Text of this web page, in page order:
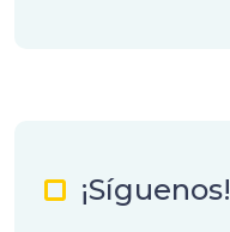
¡Síguenos!